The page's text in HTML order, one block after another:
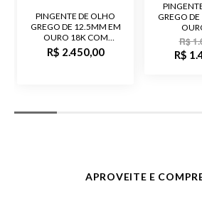
PINGENTE DE OLHO
GREGO DE 12.5MM EM
OURO 18K COM
PEDRAS DE ZIRCÔNIA
R$ 2.450,00
GREGO
R$
R$
APROVEITE E